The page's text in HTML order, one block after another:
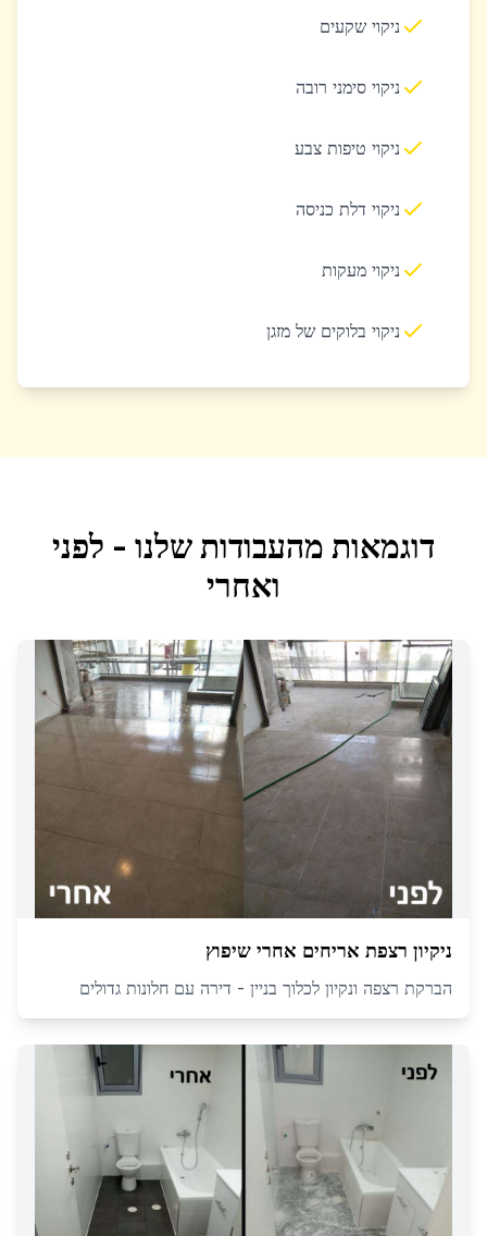
ניקוי שקעים
ניקוי סימני רובה
ניקוי טיפות צבע
ניקוי דלת כניסה
ניקוי מעקות
ניקוי בלוקים של מזגן
דוגמאות מהעבודות שלנו - לפני
ואחרי
ניקיון רצפת אריחים אחרי שיפוץ
הברקת רצפה ונקיון לכלוך בניין - דירה עם חלונות גדולים